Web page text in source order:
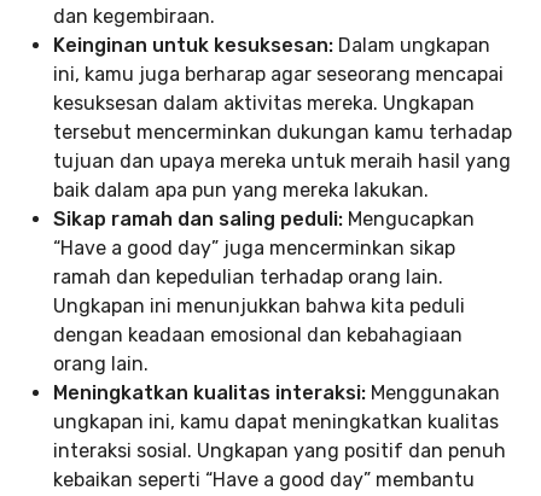
dan kegembiraan.
Keinginan untuk kesuksesan: Dalam ungkapan
ini, kamu juga berharap agar seseorang mencapai
kesuksesan dalam aktivitas mereka. Ungkapan
tersebut mencerminkan dukungan kamu terhadap
tujuan dan upaya mereka untuk meraih hasil yang
baik dalam apa pun yang mereka lakukan.
Sikap ramah dan saling peduli: Mengucapkan
“Have a good day” juga mencerminkan sikap
ramah dan kepedulian terhadap orang lain.
Ungkapan ini menunjukkan bahwa kita peduli
dengan keadaan emosional dan kebahagiaan
orang lain.
Meningkatkan kualitas interaksi: Menggunakan
ungkapan ini, kamu dapat meningkatkan kualitas
interaksi sosial. Ungkapan yang positif dan penuh
kebaikan seperti “Have a good day” membantu